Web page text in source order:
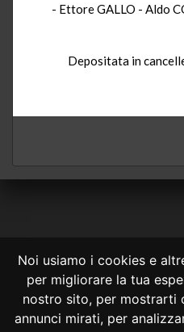
Noi usiamo i cookies e
per migliorare la tua
nostro sito, per mostrarti
annunci mirati, per
- Ettore GALLO - Aldo
Depositata in
CONSULTA ONLINE
Consulta OnLine non ha prodotto e